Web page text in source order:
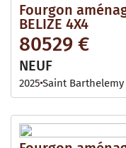
Fourgon
BELIZE 4X4
80529 €
NEUF
2025 Saint